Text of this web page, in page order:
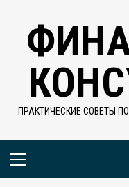
содержимому
ПРАКТИЧЕСКИЕ СОВЕТЫ
Основное